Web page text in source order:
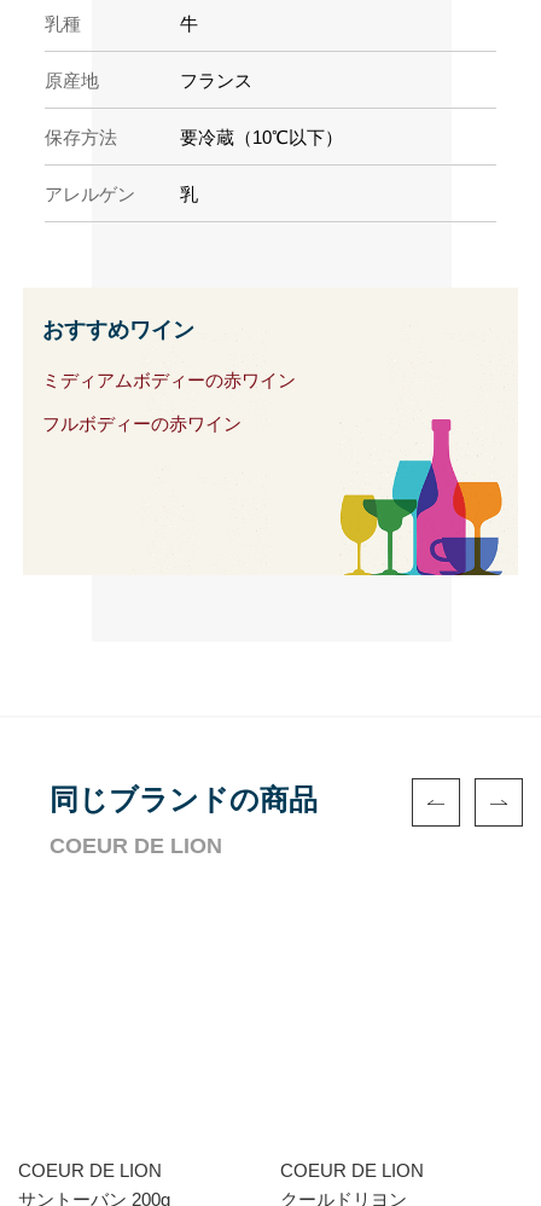
乳種 牛
原産地 フランス
保存方法 要冷蔵（10℃以下）
アレルゲン 乳
おすすめワイン
ミディアムボディーの赤ワイン
フルボディーの赤ワイン
同じブランドの商品
COEUR DE LION
COEUR DE LION
サントーバン 200g
COEUR DE LION
クールドリヨン